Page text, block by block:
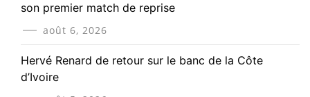
son premier match de reprise
août 6, 2026
Hervé Renard de retour sur le banc de la Côte
d’Ivoire